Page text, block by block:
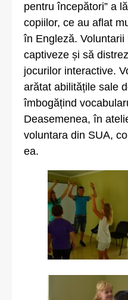
pentru începători” a
copiilor, ce au aflat
în Engleză.
captiveze și să
jocurilor interactive.
arătat abilitățile sale
îmbogățind
Deasemenea, în
voluntara din SUA,
ea.